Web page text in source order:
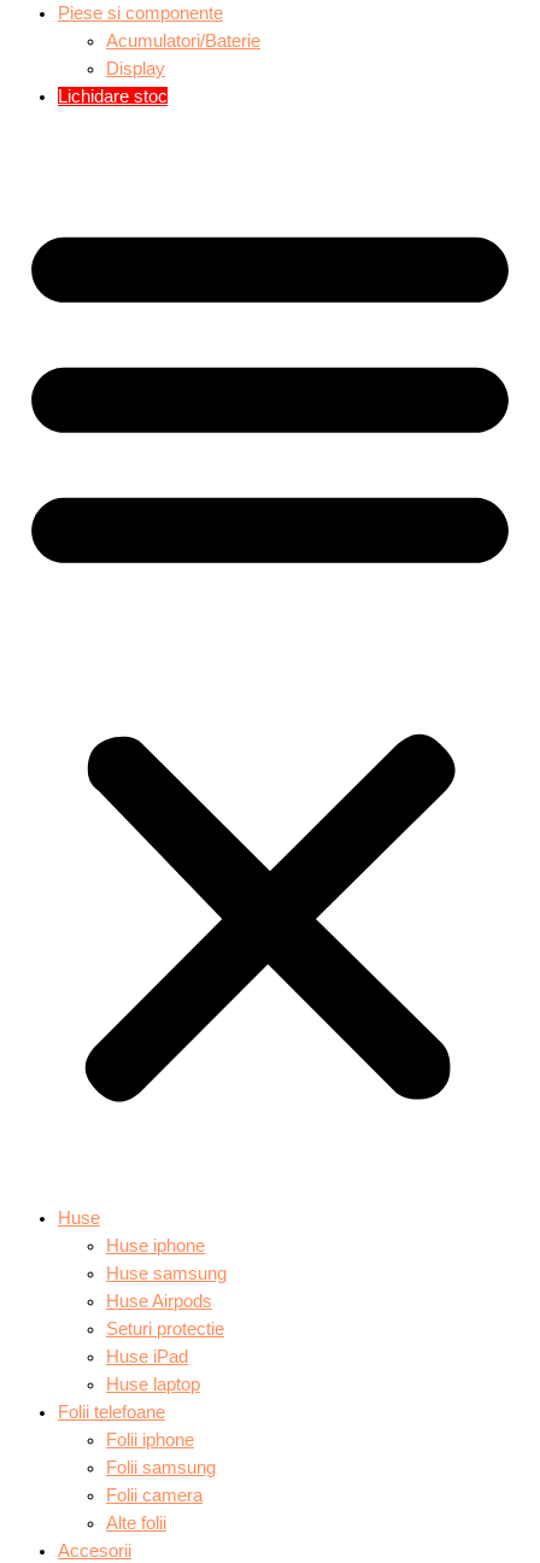
Piese si componente
Acumulatori/Baterie
Display
Lichidare stoc
Huse
Huse iphone
Huse samsung
Huse Airpods
Seturi protectie
Huse iPad
Huse laptop
Folii telefoane
Folii iphone
Folii samsung
Folii camera
Alte folii
Accesorii